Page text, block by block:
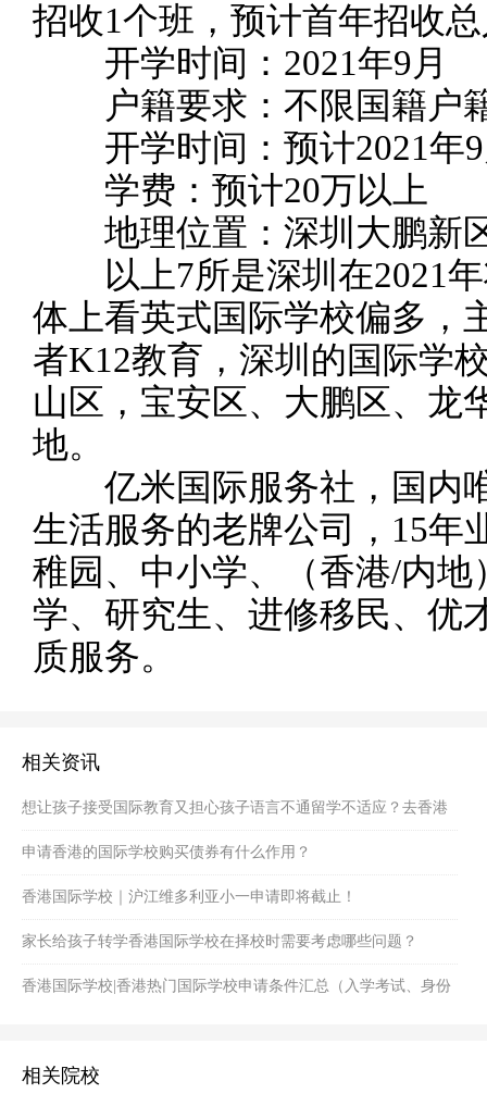
招收1个班，预计首年招收
开学时间：2021年9月
户籍要求：不限国籍户
开学时间：预计2021年
学费：预计20万以上
地理位置：深圳大鹏新
以上7所是深圳在2021年
体上看英式国际学校偏多，
者K12教育，深圳的国际学
山区，宝安区、大鹏区、龙
地。
亿米国际服务社，国内
生活服务的老牌公司，15年
稚园、中小学、（香港/内
学、研究生、进修移民、优
质服务。
相关资讯
想让孩子接受国际教育又担心孩子语言不通留学不适应？去香港
吧
申请香港的国际学校购买债券有什么作用？
香港国际学校｜沪江维多利亚小一申请即将截止！
家长给孩子转学香港国际学校在择校时需要考虑哪些问题？
香港国际学校|香港热门国际学校申请条件汇总（入学考试、身份
相关院校